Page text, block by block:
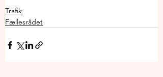
Trafik
Fællesrådet